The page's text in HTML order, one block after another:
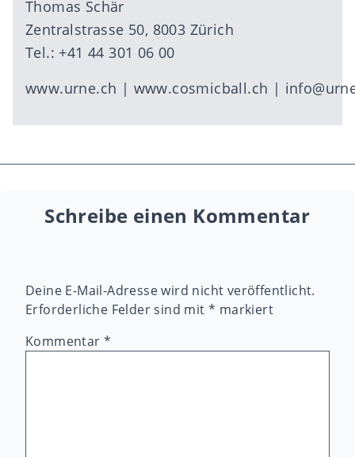
Thomas Schär
Zentralstrasse 50, 8003 Zürich
Tel.: +41 44 301 06 00
www.urne.ch | www.cosmicball.ch |
Schreibe einen Kommentar
Deine E-Mail-Adresse wird nicht veröffentlicht.
Erforderliche Felder sind mit * markiert
Kommentar*